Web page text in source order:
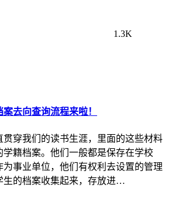
1.3K
去向查询流程来啦！
贯穿我们的读书生涯，里面的这些材料
学籍档案。他们一般都是保存在学校
为事业单位，他们有权利去设置的管理
生的档案收集起来，存放进…